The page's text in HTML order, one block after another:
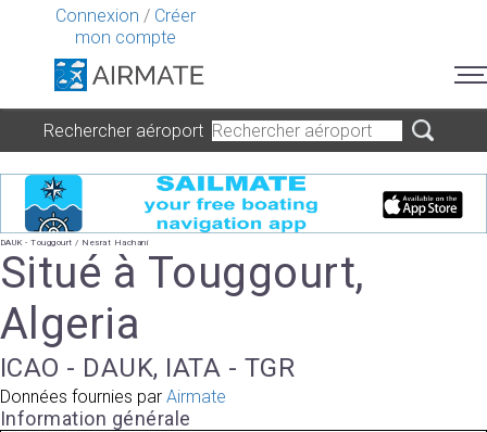
Connexion / Créer
mon compte
Rechercher aéroport
DAUK - Touggourt / Nesrat Hachani
Situé à Touggourt,
Algeria
ICAO - DAUK, IATA - TGR
Données fournies par Airmate
Information générale